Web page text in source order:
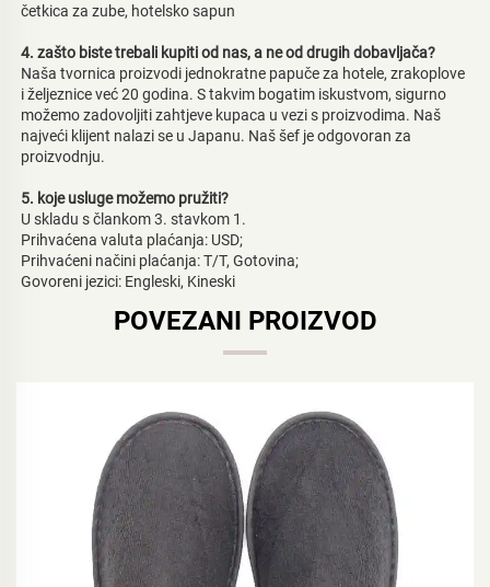
četkica za zube, hotelsko sapun
4. zašto biste trebali kupiti od nas, a ne od drugih dobavljača?
Naša tvornica proizvodi jednokratne papuče za hotele, zrakoplove
i željeznice već 20 godina. S takvim bogatim iskustvom, sigurno
možemo zadovoljiti zahtjeve kupaca u vezi s proizvodima. Naš
najveći klijent nalazi se u Japanu. Naš šef je odgovoran za
proizvodnju.
5. koje usluge možemo pružiti?
U skladu s člankom 3. stavkom 1.
Prihvaćena valuta plaćanja: USD;
Prihvaćeni načini plaćanja: T/T, Gotovina;
Govoreni jezici: Engleski, Kineski
POVEZANI PROIZVOD